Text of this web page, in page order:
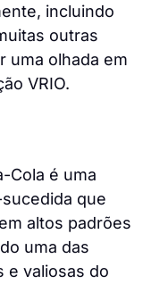
incluindo
outras
uma olhada em
VRIO.
Cola é uma
que
altos padrões
uma das
e valiosas do